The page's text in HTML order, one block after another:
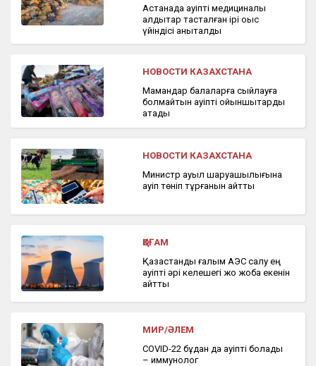
Астанада қауіпті медициналық
қалдықтар тасталған ірі қоқыс
үйіндісі анықталды
НОВОСТИ КАЗАХСТАНА
Мамандар балаларға сыйлауға
болмайтын қауіпті ойыншықтарды
атады
НОВОСТИ КАЗАХСТАНА
Министр ауыл шаруашылығына
қауіп төніп тұрғанын айтты
ҚОҒАМ
Қазақстандық ғалым АЭС салу ең
қауіпті әрі келешегі жоқ жоба екенін
айтты
МИР/ӘЛЕМ
COVID-22 бұдан да қауіпті болады
– иммунолог